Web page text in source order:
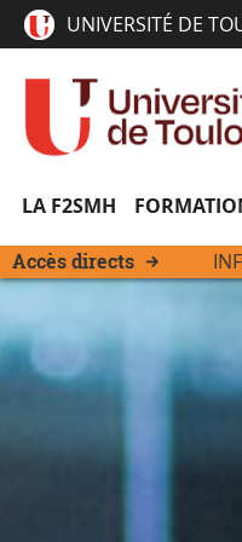
UNIVERSITÉ DE
LA F2SMH
Accès directs